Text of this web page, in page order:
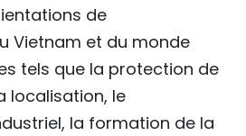
de
Vietnam et du monde
tels que la protection de
localisation, le
la formation de la